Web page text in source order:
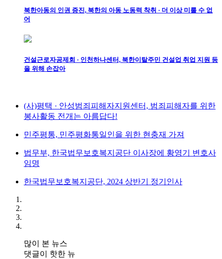
북한아동의 인권 증진, 북한의 아동 노동력 착취 · 더 이상 미룰 수 없
어
건설근로자공제회 · 인천하나센터, 북한이탈주민 건설업 취업 지원 등
을 위해 손잡아
(사)평택 · 안성범죄피해자지원센터, 범죄피해자를 위한
봉사활동 전개는 아름답다!
민주평통, 민주평화통일인을 위한 현충재 가져
법무부, 한국법무보호복지공단 이사장에 황영기 변호사
임명
한국법무보호복지공단, 2024 상반기 정기인사
많이 본 뉴스
댓글이 핫한 뉴